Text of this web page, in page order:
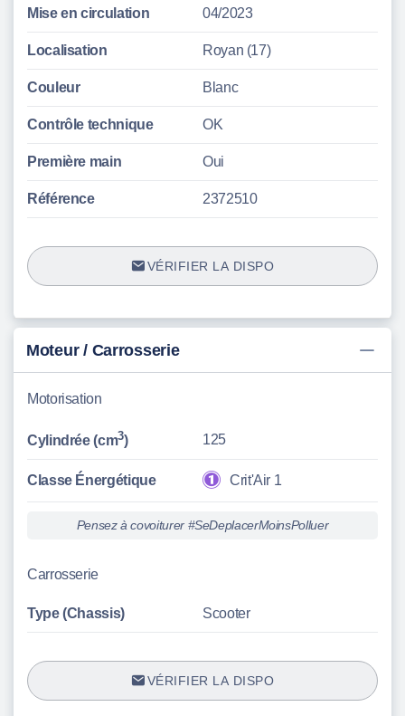
Mise en circulation 04/2023
Localisation Royan (17)
Couleur Blanc
Contrôle technique OK
Première main Oui
Référence 2372510
VÉRIFIER LA DISPO
Moteur / Carrosserie
Motorisation
Cylindrée (cm3) 125
Classe Énergétique Crit'Air 1
Pensez à covoiturer #SeDeplacerMoinsPolluer
Carrosserie
Type (Chassis) Scooter
VÉRIFIER LA DISPO